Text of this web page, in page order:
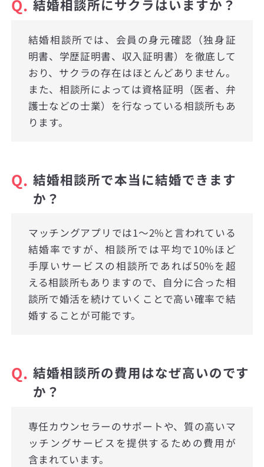
Q. 結婚相談所にサクラはいますか？
結婚相談所では、会員の身元確認（独身証
明書、学歴証明書、収入証明書）を徹底して
おり、サクラの存在はほとんどありません。
また、相談所によっては資格証明（医者、弁
護士などの士業）を行なっている相談所もあ
ります。
Q. 結婚相談所で本当に結婚できます
か？
マッチングアプリでは1〜2%と言われている
結婚率ですが、相談所では平均で10%ほど
手厚いサービスの相談所であれば50%を超
える相談所もありますので、自分に合った相
談所で婚活を続けていくことで高い確率で結
婚することが可能です。
Q. 結婚相談所の費用はなぜ高いのです
か？
専任カウンセラーのサポートや、質の高いマ
ッチングサービスを提供するための費用が
含まれています。